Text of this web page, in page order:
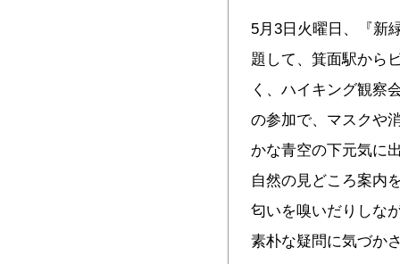
5月3日火曜日、『新
題して、箕面駅から
く、ハイキング観察
の参加で、マスクや
かな青空の下元気に
自然の見どころ案内
匂いを嗅いだりしな
素朴な疑問に気づか